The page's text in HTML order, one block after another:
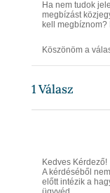
Ha nem tudok
megbízást
kell megbíznom?
Köszönöm a
1Válasz
Kedves Kérdező!
A kérdéséből
előtt intézik a